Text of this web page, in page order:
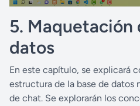
5. Maquetación
datos
En este capítulo, se explicará
estructura de la base de datos
de chat. Se explorarán los